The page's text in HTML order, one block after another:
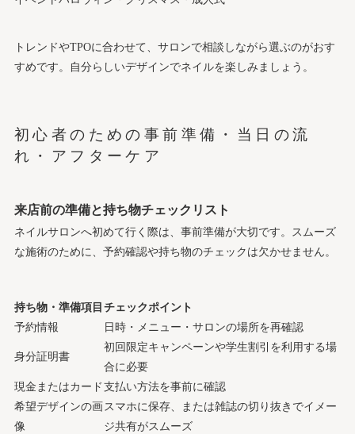
トレンドやTPOに合わせて、サロンで相談しながら選ぶのがおす
すめです。自分らしいデザインでネイルを楽しみましょう。
初心者のための事前準備・当日の流
れ・アフターケア
来店前の準備と持ち物チェックリスト
ネイルサロンへ初めて行く際は、事前準備が大切です。スムーズ
な施術のために、予約確認や持ち物のチェックは欠かせません。
持ち物・準備項目 チェックポイント
予約情報
日時・メニュー・サロンの場所を再確認
身分証明書
初回限定キャンペーンや学生割引を利用する場
合に必要
現金またはカード 支払い方法を事前に確認
希望デザインの画
像
スマホに保存、または雑誌の切り抜きでイメー
ジ共有がスムーズ